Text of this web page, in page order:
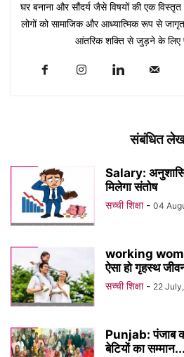
घर बनाना और सौंदर्य जैसे विषयों की एक
लोगों को सामाजिक और आध्यात्मिक रूप से
आंतरिक शक्ति से जुड़ने के लिए
संबंधित
Salary:
मिलेगा संतोष
सच्ची शिक्षा - 04
working
ऐसा हो गृहस्थ
सच्ची शिक्षा - 22
Punjab: पंजाब
बेटियों का सम्मान...